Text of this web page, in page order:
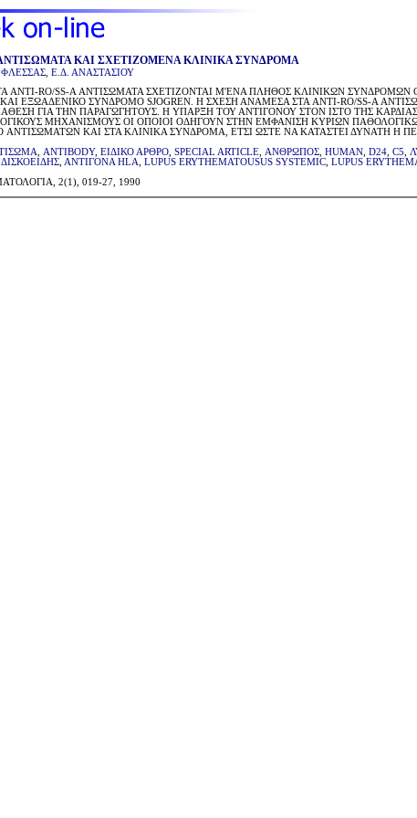
ΑΝΤΙΣΩΜΑΤΑ ΚΑΙ ΣΧΕΤΙΖΟΜΕΝΑ ΚΛΙΝΙΚΑ ΣΥΝΔΡΟΜΑ
ΦΛΕΣΣΑΣ Ε.Δ. ΑΝΑΣΤΑΣΙΟΥ
ANTI-RO/SS-A ΑΝΤΙΣΩΜΑΤΑ ΣΧΕΤΙΖΟΝΤΑΙ Μ'ΕΝΑ ΠΛΗΘΟΣ ΚΛΙΝΙΚΩΝ
ΕΞΩΑΔΕΝΙΚΟ ΣΥΝΔΡΟΜΟ SJOGREN. Η ΣΧΕΣΗ ΑΝΑΜΕΣΑ ΣΤΑ ANTI-RO/SS-A
ΓΙΑ ΤΗΝ ΠΑΡΑΓΩΓΗΤΟΥΣ. Η ΥΠΑΡΞΗ ΤΟΥ ΑΝΤΙΓΟΝΟΥ ΣΤΟΝ ΙΣΤΟ ΤΗΣ
ΜΗΧΑΝΙΣΜΟΥΣ ΟΙ ΟΠΟΙΟΙ ΟΔΗΓΟΥΝ ΣΤΗΝ ΕΜΦΑΝΙΣΗ ΚΥΡΙΩΝ
ΑΝΤΙΣΩΜΑΤΩΝ ΚΑΙ ΣΤΑ ΚΛΙΝΙΚΑ ΣΥΝΔΡΟΜΑ, ΕΤΣΙ ΩΣΤΕ ΝΑ ΚΑΤΑΣΤΕΙ ΔΥΝΑΤΗ
ANTIBODY, ΕΙΔΙΚΟ ΑΡΘΡΟ SPECIAL ARTICLE ΑΝΘΡΩΠΟΣ HUMAN D24 C5
ΑΝΤΙΓΟΝΑ HLA LUPUS ERYTHEMATOUSUS SYSTEMIC LUPUS
2(1), 019-27, 1990